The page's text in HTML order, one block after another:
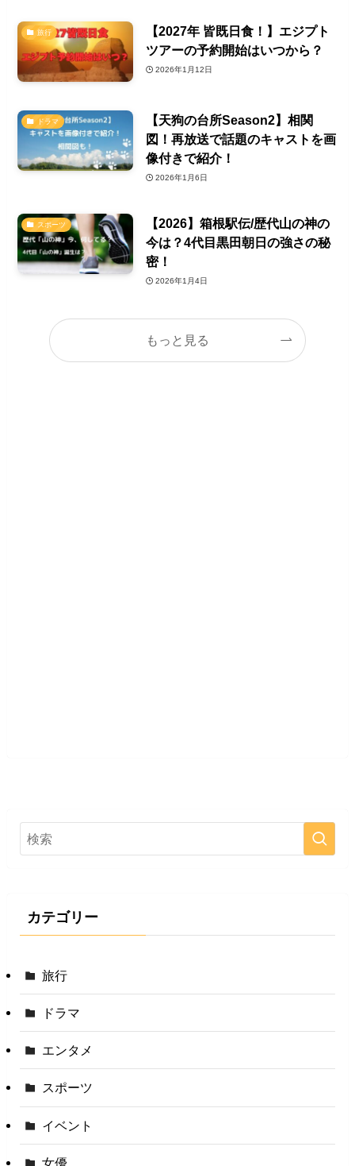
旅行
【2027年 皆既日食！】エジプト
ツアーの予約開始はいつから？
2026年1月12日
ドラマ
【天狗の台所Season2】相関
図！再放送で話題のキャストを画
像付きで紹介！
2026年1月6日
スポーツ
【2026】箱根駅伝/歴代山の神の
今は？4代目黒田朝日の強さの秘
密！
2026年1月4日
もっと見る
カテゴリー
旅行
ドラマ
エンタメ
スポーツ
イベント
女優